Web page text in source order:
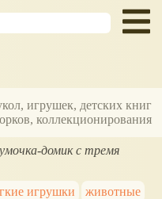
игрушек, детских книг
коллекционирования
домик с тремя
игрушки
животные